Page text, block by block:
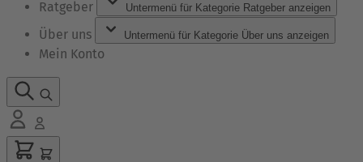
Ratgeber
Untermenü für Kategorie Ratgeber anzeigen
Über uns Untermenü für Kategorie Über uns anzeigen
Mein Konto